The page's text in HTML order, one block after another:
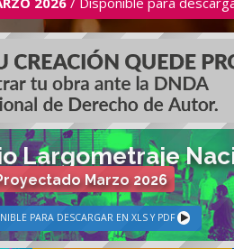
Largometraje
Marzo 2026
PARA DESCARGAR EN XLS Y PDF